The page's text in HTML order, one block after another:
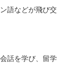
語などが飛び交
話を学び、留学